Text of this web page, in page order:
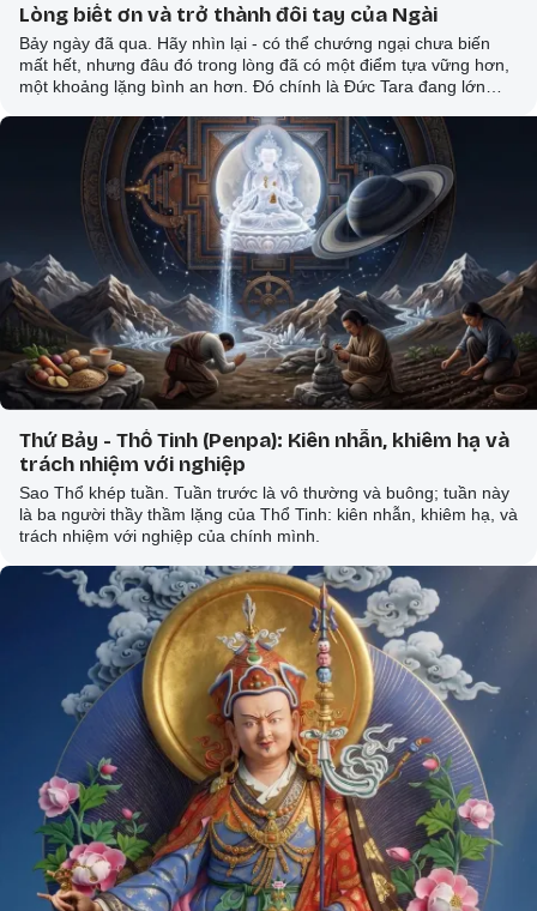
Lòng biết ơn và trở thành đôi tay của Ngài
Bảy ngày đã qua. Hãy nhìn lại - có thể chướng ngại chưa biến
mất hết, nhưng đâu đó trong lòng đã có một điểm tựa vững hơn,
một khoảng lặng bình an hơn. Đó chính là Đức Tara đang lớn
Thứ Bảy - Thổ Tinh (Penpa): Kiên nhẫn, khiêm hạ và
trách nhiệm với nghiệp
Sao Thổ khép tuần. Tuần trước là vô thường và buông; tuần này
là ba người thầy thầm lặng của Thổ Tinh: kiên nhẫn, khiêm hạ, và
trách nhiệm với nghiệp của chính mình.